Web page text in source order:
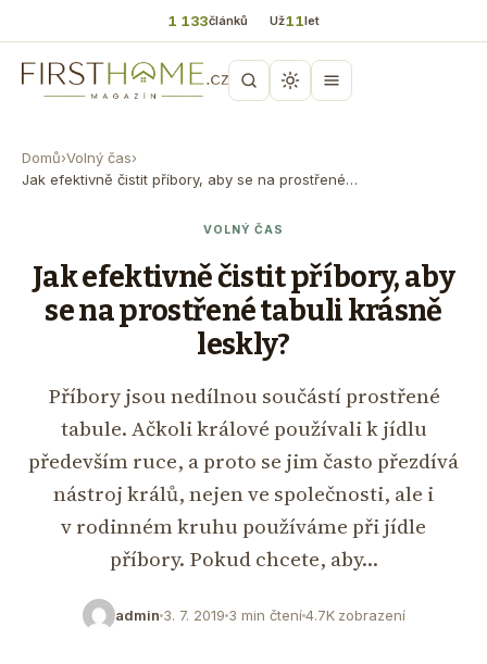
1 133článků Už11let
Domů›Volný čas›
Jak efektivně čistit příbory, aby se na prostřené…
VOLNÝ ČAS
Jak efektivně čistit příbory, aby
se na prostřené tabuli krásně
leskly?
Příbory jsou nedílnou součástí prostřené
tabule. Ačkoli králové používali k jídlu
především ruce, a proto se jim často přezdívá
nástroj králů, nejen ve společnosti, ale i
v rodinném kruhu používáme při jídle
příbory. Pokud chcete, aby…
admin 3. 7. 2019 3 min čtení4.7K zobrazení